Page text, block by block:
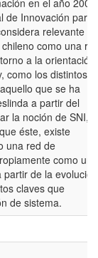
en el año 2005
de Innovación para
relevante
como una
a la orientación
como los distintos
que se ha
a partir del
la noción de SNI, a
éste, existe
una red de
como un
de la
claves que
de sistema.